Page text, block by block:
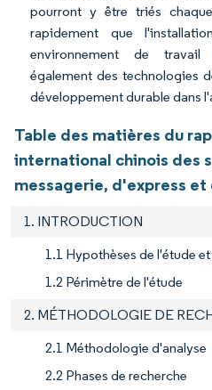
pourront y être triés
rapidement que
environnement de travail
également des technologies
développement durable dans
Table des matières du
international chinois des
messagerie, d'express et
1. INTRODUCTION
1.1 Hypothèses de l'étude
1.2 Périmètre de l'étude
2. MÉTHODOLOGIE DE
2.1 Méthodologie d'analyse
2.2 Phases de recherche